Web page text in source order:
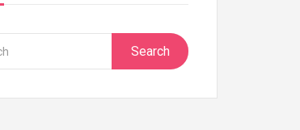
Search